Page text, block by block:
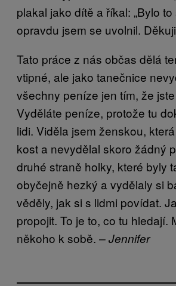
plakal jako dítě a říkal: „Bylo to
opravdu jsem se uvolnil. Děkuji
Tato práce z nás občas dělá
vtipné, ale jako tanečnice
všechny peníze jen tím, že
Vyděláte peníze, protože tu
lidi. Viděla jsem ženskou,
kost a nevydělal skoro žádný
druhé straně holky, které byly
obyčejně hezký a vydělaly si
věděly, jak si s lidmi povídat.
propojit. To je to, co tu hledají.
někoho k sobě. – Jennifer